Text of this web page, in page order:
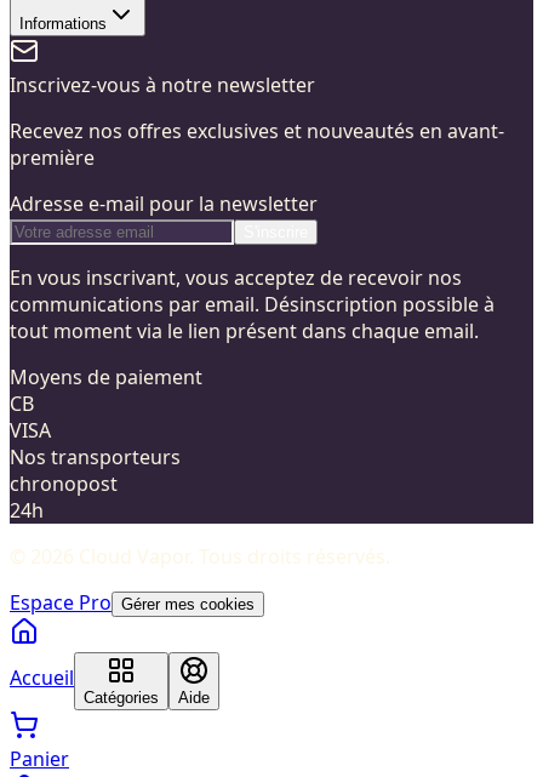
Informations
Inscrivez-vous à notre newsletter
Recevez nos offres exclusives et nouveautés en avant-
première
Adresse e-mail pour la newsletter
En vous inscrivant, vous acceptez de recevoir nos
communications par email. Désinscription possible à
tout moment via le lien présent dans chaque email.
Moyens de paiement
CB
VISA
Nos transporteurs
chronopost
24h
© 2026 Cloud Vapor. Tous droits réservés.
Espace Pro Gérer mes cookies
Accueil
Catégories Aide
Panier